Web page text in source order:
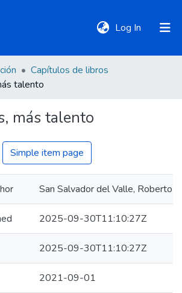
Log In (current)
Capítulos de libros
talento
más talento
Simple item page
San Salvador del Valle, Roberto
2025-09-30T11:10:27Z
2025-09-30T11:10:27Z
2021-09-01